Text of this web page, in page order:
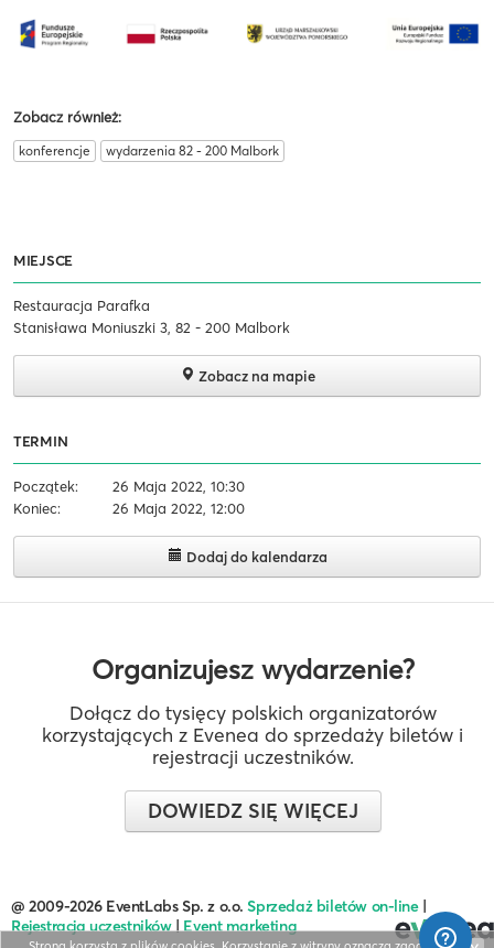
Zobacz również:
konferencje wydarzenia 82 - 200 Malbork
MIEJSCE
Restauracja Parafka
Stanisława Moniuszki 3, 82 - 200 Malbork
Zobacz na mapie
TERMIN
Początek:
26 Maja 2022, 10:30
Koniec:
26 Maja 2022, 12:00
Dodaj do kalendarza
Organizujesz wydarzenie?
Dołącz do tysięcy polskich organizatorów
korzystających z Evenea do sprzedaży biletów i
rejestracji uczestników.
DOWIEDZ SIĘ WIĘCEJ
@ 2009-2026 EventLabs Sp. z o.o.Sprzedaż biletów on-line|
Rejestracja uczestników|Event marketing